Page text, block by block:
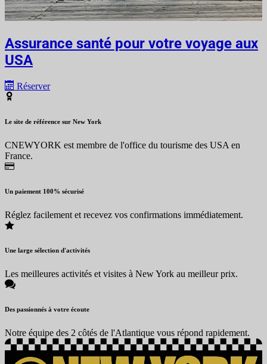
Assurance santé pour votre voyage aux
USA
Réserver
Le site de référence sur New York
CNEWYORK est membre de l'office du tourisme des USA en
France.
Un paiement 100% sécurisé
Réglez facilement et recevez vos confirmations immédiatement.
Une large sélection d'activités
Les meilleures activités et visites à New York au meilleur prix.
Des passionnés à votre écoute
Notre équipe des 2 côtés de l'Atlantique vous répond rapidement.